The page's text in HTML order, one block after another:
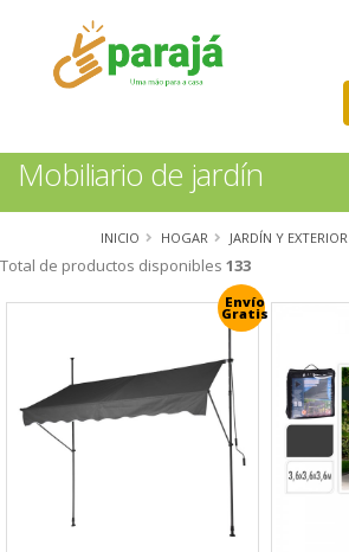
Mobiliario de jardín
INICIO HOGAR JARDÍN Y EXTERIOR
Total de productos disponibles 133
Envío
Gratis